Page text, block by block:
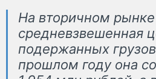
На вторичном рынке
средневзвешенная
подержанных
прошлом году она